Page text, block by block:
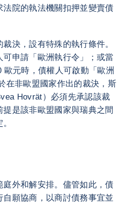
院的執法機關扣押並變賣債
決，設有特殊的執行條件。
申請「歐洲執行令」；或當
歐元時，債權人可啟動「歐洲
在非歐盟國家作出的裁決，斯
Hovrät）必須先承認該裁
是該非歐盟國家與瑞典之間
外和解安排。儘管如此，債
願協商，以商討債務事宜並